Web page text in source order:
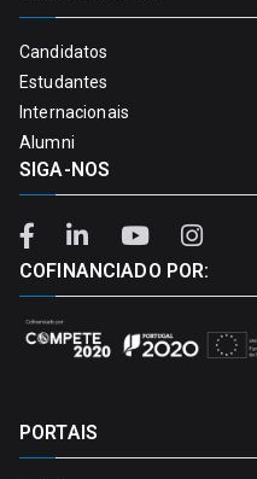
Candidatos
Estudantes
Internacionais
Alumni
SIGA-NOS
COFINANCIADO POR:
PORTAIS